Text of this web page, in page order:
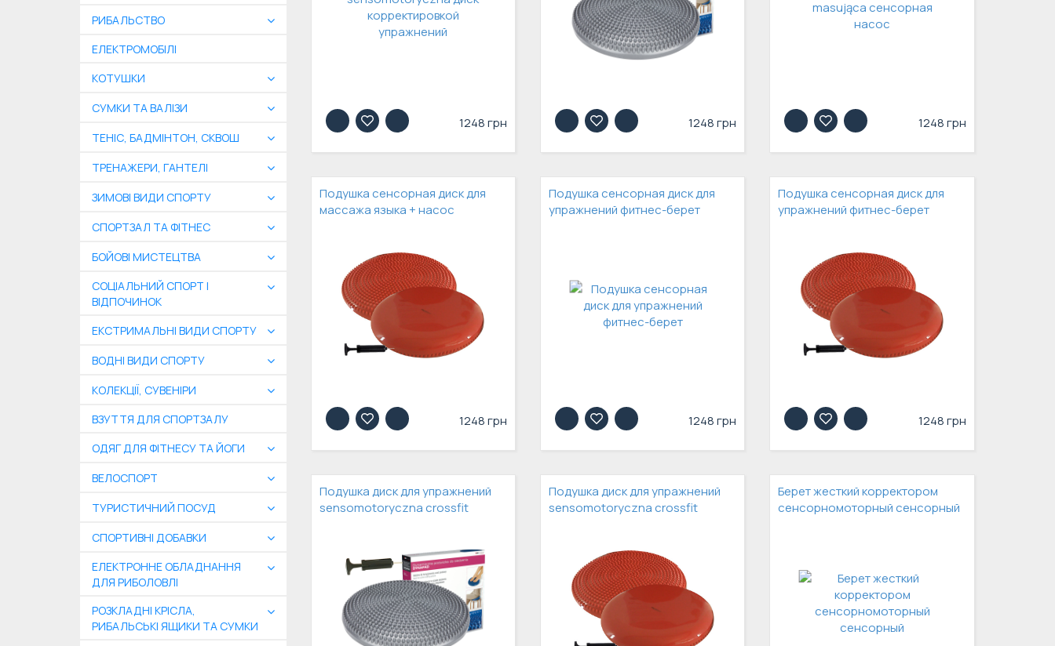
РИБАЛЬСТВО
ЕЛЕКТРОМОБІЛІ
КОТУШКИ
СУМКИ ТА ВАЛІЗИ
ТЕНІС, БАДМІНТОН, СКВОШ
ТРЕНАЖЕРИ, ГАНТЕЛІ
ЗИМОВІ ВИДИ СПОРТУ
СПОРТЗАЛ ТА ФІТНЕС
БОЙОВІ МИСТЕЦТВА
СОЦІАЛЬНИЙ СПОРТ І
ВІДПОЧИНОК
ЕКСТРИМАЛЬНІ ВИДИ СПОРТУ
ВОДНІ ВИДИ СПОРТУ
КОЛЕКЦІЇ, СУВЕНІРИ
ВЗУТТЯ ДЛЯ СПОРТЗАЛУ
ОДЯГ ДЛЯ ФІТНЕСУ ТА ЙОГИ
ВЕЛОСПОРТ
ТУРИСТИЧНИЙ ПОСУД
СПОРТИВНІ ДОБАВКИ
ЕЛЕКТРОННЕ ОБЛАДНАННЯ
ДЛЯ РИБОЛОВЛІ
РОЗКЛАДНІ КРІСЛА,
РИБАЛЬСЬКІ ЯЩИКИ ТА СУМКИ
1248 грн 1248 грн 1248 грн
Подушка сенсорная диск для
массажа языка + насос
1248 грн
Подушка сенсорная диск для
упражнений фитнес-берет
1248 грн
Подушка сенсорная диск для
упражнений фитнес-берет
1248 грн
Подушка диск для упражнений
sensomotoryczna crossfit
Подушка диск для упражнений
sensomotoryczna crossfit
Берет жесткий корректором
сенсорномоторный сенсорный